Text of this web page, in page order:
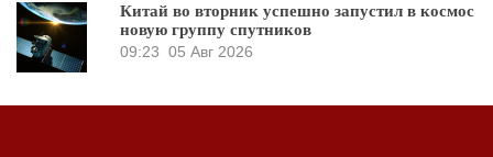
Китай во вторник успешно запустил в космос
новую группу спутников
09:23 05 Авг 2026